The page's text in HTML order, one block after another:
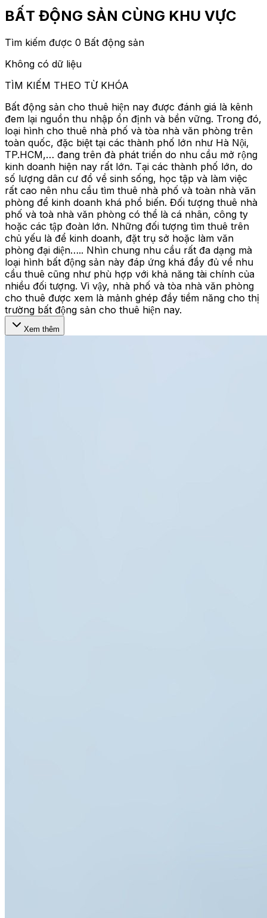
BẤT ĐỘNG SẢN CÙNG KHU VỰC
Tìm kiếm được 0 Bất động sản
Không có dữ liệu
TÌM KIẾM THEO TỪ KHÓA
Bất động sản cho thuê hiện nay được đánh giá là kênh
đem lại nguồn thu nhập ổn định và bền vững. Trong đó,
loại hình cho thuê nhà phố và tòa nhà văn phòng trên
toàn quốc, đặc biệt tại các thành phố lớn như Hà Nội,
TP.HCM,… đang trên đà phát triển do nhu cầu mở rộng
kinh doanh hiện nay rất lớn. Tại các thành phố lớn, do
số lượng dân cư đổ về sinh sống, học tập và làm việc
rất cao nên nhu cầu tìm thuê nhà phố và toàn nhà văn
phòng để kinh doanh khá phổ biến. Đối tượng thuê nhà
phố và toà nhà văn phòng có thể là cá nhân, công ty
hoặc các tập đoàn lớn. Những đối tượng tìm thuê trên
chủ yếu là để kinh doanh, đặt trụ sở hoặc làm văn
phòng đại diện….. Nhìn chung nhu cầu rất đa dạng mà
loại hình bất động sản này đáp ứng khá đầy đủ về nhu
cầu thuê cũng như phù hợp với khả năng tài chính của
nhiều đối tượng. Vì vậy, nhà phố và tòa nhà văn phòng
cho thuê được xem là mảnh ghép đầy tiềm năng cho thị
trường bất động sản cho thuê hiện nay.
Xem thêm